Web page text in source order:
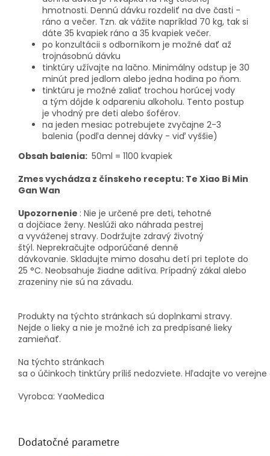
hmotnosti. Dennú dávku rozdeliť na dve časti -
ráno a večer. Tzn. ak vážite napríklad 70 kg, tak si
dáte 35 kvapiek ráno a 35 kvapiek večer.
po konzultácii s odborníkom je možné dať až
trojnásobnú dávku
tinktúry užívajte na lačno. Minimálny odstup je 30
minút pred jedlom alebo jedna hodina po ňom.
tinktúru je možné zaliať trochou horúcej vody
a tým dôjde k odpareniu alkoholu. Tento postup
je vhodný pre deti alebo šoférov.
na jeden mesiac potrebujete zvyčajne 2-3
balenia (podľa dennej dávky - viď vyššie)
Obsah balenia: 50ml = 1100 kvapiek
Zmes vychádza z čínskeho receptu: Te Xiao Bi Min
Gan Wan
Upozornenie : Nie je určené pre deti, tehotné
a dojčiace ženy. Neslúži ako náhrada pestrej
a vyváženej stravy. Dodržujte zdravý životný
štýl. Neprekračujte odporúčané denné
dávkovanie. Skladujte mimo dosahu detí pri teplote do
25 °C. Neobsahuje žiadne aditíva. Prípadný zákal alebo
zrazeniny nie sú na závadu.
Produkty na týchto stránkach sú doplnkami stravy.
Nejde o lieky a nie je možné ich za predpísané lieky
zamieňať.
Na týchto stránkach
sa o účinkoch tinktúry príliš nedozviete. Hľadajte vo verejne
Vyrobca: YaoMedica
Dodatočné parametre